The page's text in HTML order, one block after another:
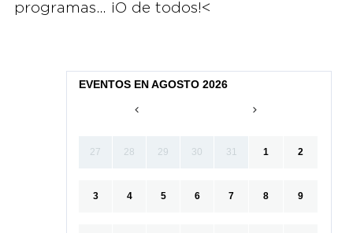
programas… ¡O de todos!<
EVENTOS EN AGOSTO 2026
27 28 29 30 31 1 2
3 4 5 6 7 8 9